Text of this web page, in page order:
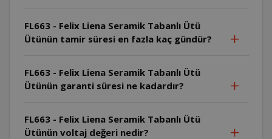
FL663 - Felix Liena Seramik Tabanlı Ütü
Ütünün tamir süresi en fazla kaç gündür?
FL663 - Felix Liena Seramik Tabanlı Ütü
Ütünün garanti süresi ne kadardır?
FL663 - Felix Liena Seramik Tabanlı Ütü
Ütünün voltaj değeri nedir?